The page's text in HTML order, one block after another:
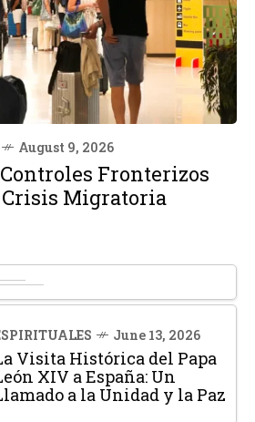
August 9, 2026
Fronterizos
Migratoria
June 13, 2026
Visita Histórica del Papa
XIV a España: Un
a la Unidad y la Paz